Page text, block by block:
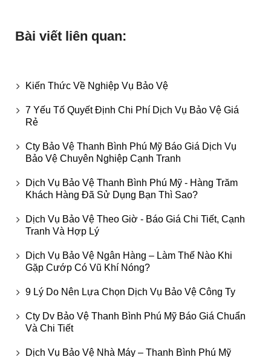
Bài viết liên quan:
Kiến Thức Về Nghiệp Vụ Bảo Vệ
7 Yếu Tố Quyết Định Chi Phí Dịch Vụ Bảo Vệ Giá
Rẻ
Cty Bảo Vệ Thanh Bình Phú Mỹ Báo Giá Dịch Vụ
Bảo Vệ Chuyên Nghiệp Cạnh Tranh
Dịch Vụ Bảo Vệ Thanh Bình Phú Mỹ - Hàng Trăm
Khách Hàng Đã Sử Dụng Bạn Thì Sao?
Dịch Vụ Bảo Vệ Theo Giờ - Báo Giá Chi Tiết, Cạnh
Tranh Và Hợp Lý
Dịch Vụ Bảo Vệ Ngân Hàng – Làm Thế Nào Khi
Gặp Cướp Có Vũ Khí Nóng?
9 Lý Do Nên Lựa Chọn Dịch Vụ Bảo Vệ Công Ty
Cty Dv Bảo Vệ Thanh Bình Phú Mỹ Báo Giá Chuẩn
Và Chi Tiết
Dịch Vụ Bảo Vệ Nhà Máy – Thanh Bình Phú Mỹ